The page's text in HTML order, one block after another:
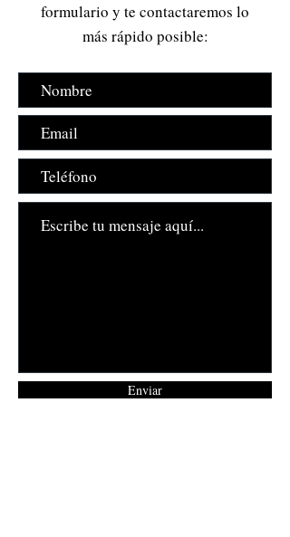
formulario y te contactaremos lo
más rápido posible:
Enviar